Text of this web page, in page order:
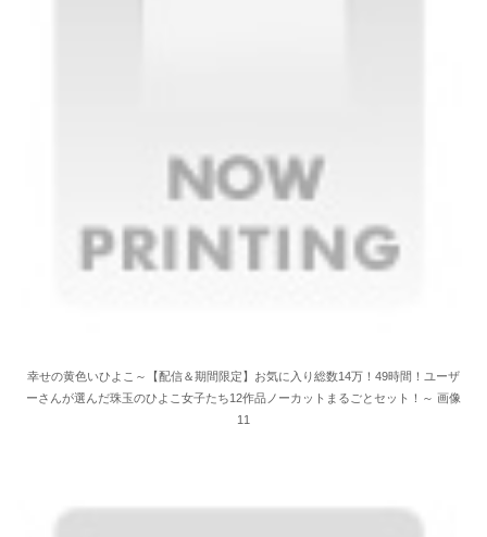
幸せの黄色いひよこ～【配信＆期間限定】お気に入り総数14万！49時間！ユーザ
ーさんが選んだ珠玉のひよこ女子たち12作品ノーカットまるごとセット！～ 画像
11